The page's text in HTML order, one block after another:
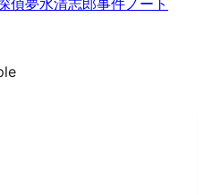
夢水清志郎事件ノート